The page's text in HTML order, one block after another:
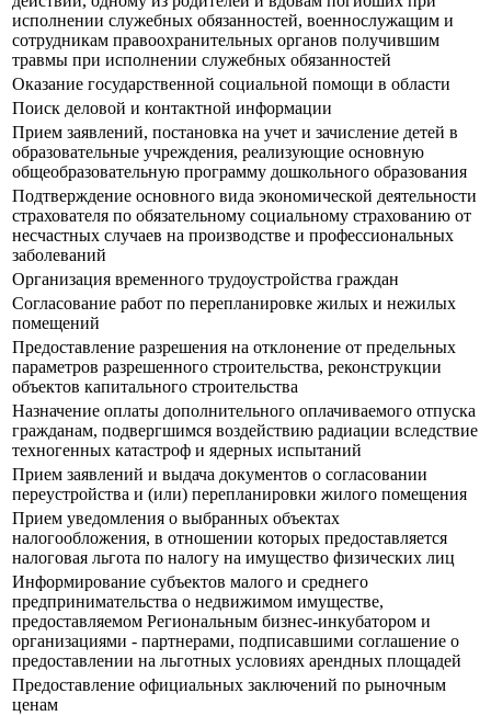
исполнении служебных обязанностей, военнослужащим и
сотрудникам правоохранительных органов получившим
травмы при исполнении служебных обязанностей
Оказание государственной социальной помощи в области
Поиск деловой и контактной информации
Прием заявлений, постановка на учет и зачисление детей в
образовательные учреждения, реализующие основную
общеобразовательную программу дошкольного образования
Подтверждение основного вида экономической деятельности
страхователя по обязательному социальному страхованию от
несчастных случаев на производстве и профессиональных
заболеваний
Организация временного трудоустройства граждан
Согласование работ по перепланировке жилых и нежилых
помещений
Предоставление разрешения на отклонение от предельных
параметров разрешенного строительства, реконструкции
объектов капитального строительства
Назначение оплаты дополнительного оплачиваемого отпуска
гражданам, подвергшимся воздействию радиации вследствие
техногенных катастроф и ядерных испытаний
Прием заявлений и выдача документов о согласовании
переустройства и (или) перепланировки жилого помещения
Прием уведомления о выбранных объектах
налогообложения, в отношении которых предоставляется
налоговая льгота по налогу на имущество физических лиц
Информирование субъектов малого и среднего
предпринимательства о недвижимом имуществе,
предоставляемом Региональным бизнес-инкубатором и
организациями - партнерами, подписавшими соглашение о
предоставлении на льготных условиях арендных площадей
Предоставление официальных заключений по рыночным
ценам